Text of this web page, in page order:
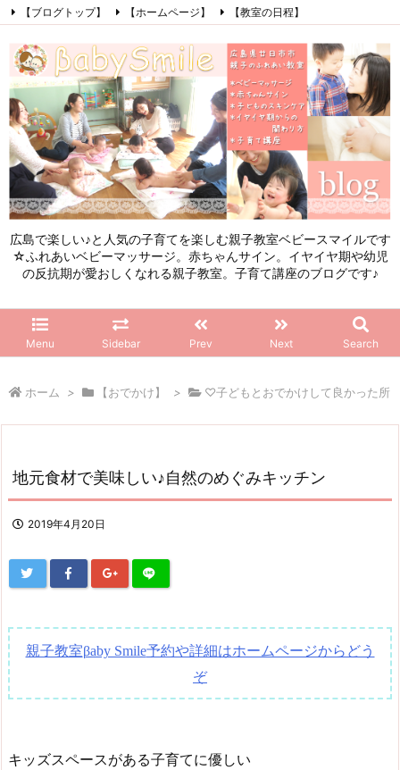
広島で楽しい♪と人気の子育てを楽しむ親子教室ベビースマイルです
☆ふれあいベビーマッサージ。赤ちゃんサイン。イヤイヤ期や幼児
の反抗期が愛おしくなれる親子教室。子育て講座のブログです♪
Menu Sidebar Prev Next Search
【ブログトップ】 【ホームページ】
【教室の日程】
【初めてこのブログを見る方へ】
Facebook Instagram
LINE
RSS
Feedly
ホーム > 【おでかけ】 > ♡子どもとおでかけして良かった所
地元食材で美味しい♪自然のめぐみキッチン
2019年4月20日
親子教室βaby Smile予約や詳細はホームページからどう
ぞ
キッズスペースがある子育てに優しい